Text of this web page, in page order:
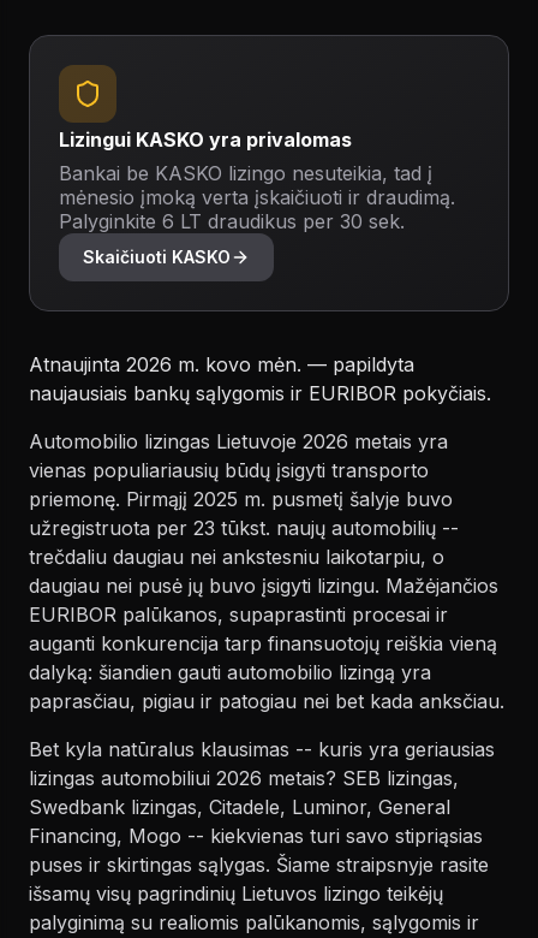
Lizingui KASKO yra privalomas
Bankai be KASKO lizingo nesuteikia, tad į
mėnesio įmoką verta įskaičiuoti ir draudimą.
Palyginkite 6 LT draudikus per 30 sek.
Skaičiuoti KASKO
Atnaujinta 2026 m. kovo mėn. — papildyta
naujausiais bankų sąlygomis ir EURIBOR pokyčiais.
Automobilio lizingas Lietuvoje 2026 metais yra
vienas populiariausių būdų įsigyti transporto
priemonę. Pirmąjį 2025 m. pusmetį šalyje buvo
užregistruota per 23 tūkst. naujų automobilių --
trečdaliu daugiau nei ankstesniu laikotarpiu, o
daugiau nei pusė jų buvo įsigyti lizingu. Mažėjančios
EURIBOR palūkanos, supaprastinti procesai ir
auganti konkurencija tarp finansuotojų reiškia vieną
dalyką: šiandien gauti automobilio lizingą yra
paprasčiau, pigiau ir patogiau nei bet kada anksčiau.
Bet kyla natūralus klausimas -- kuris yra geriausias
lizingas automobiliui 2026 metais? SEB lizingas,
Swedbank lizingas, Citadele, Luminor, General
Financing, Mogo -- kiekvienas turi savo stipriąsias
puses ir skirtingas sąlygas. Šiame straipsnyje rasite
išsamų visų pagrindinių Lietuvos lizingo teikėjų
palyginimą su realiomis palūkanomis, sąlygomis ir